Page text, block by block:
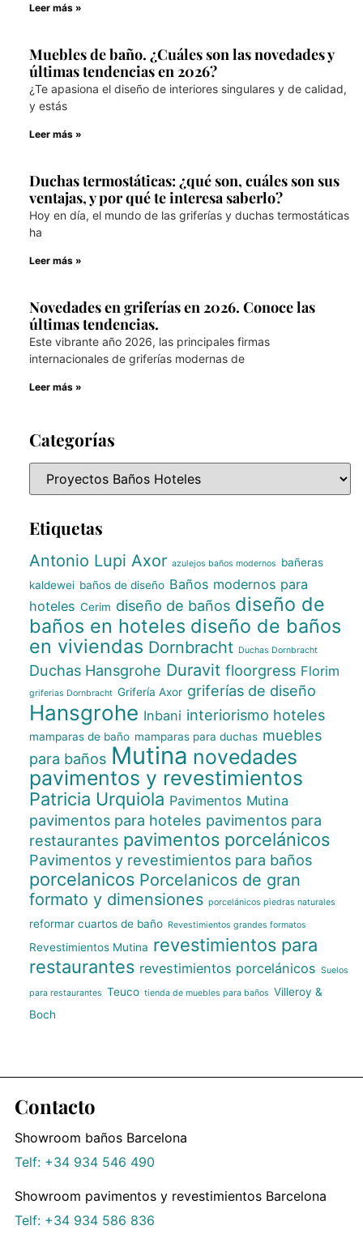
Leer más »
Muebles de baño. ¿Cuáles son las novedades y
últimas tendencias en 2026?
¿Te apasiona el diseño de interiores singulares y de calidad,
y estás
Leer más »
Duchas termostáticas: ¿qué son, cuáles son sus
ventajas, y por qué te interesa saberlo?
Hoy en día, el mundo de las griferías y duchas termostáticas
ha
Leer más »
Novedades en griferías en 2026. Conoce las
últimas tendencias.
Este vibrante año 2026, las principales firmas
internacionales de griferías modernas de
Leer más »
Categorías
Etiquetas
Antonio Lupi Axor azulejos baños modernos
bañeras
kaldewei baños de diseño Baños modernos para
hoteles Cerim diseño de baños diseño de
baños en hoteles diseño de baños
en viviendas Dornbracht Duchas Dornbracht
Duchas Hansgrohe Duravit floorgress Florim
griferias Dornbracht Grifería Axor griferías de diseño
Hansgrohe Inbani interiorismo hoteles
mamparas de baño mamparas para duchas muebles
para baños Mutina novedades
pavimentos y revestimientos
Patricia Urquiola Pavimentos Mutina
pavimentos para hoteles pavimentos para
restaurantes pavimentos porcelánicos
Pavimentos y revestimientos para baños
porcelanicos Porcelanicos de gran
formato y dimensiones porcelánicos piedras naturales
reformar cuartos de baño Revestimientos grandes formatos
Revestimientos Mutina revestimientos para
restaurantes revestimientos porcelánicos Suelos
para restaurantes Teuco tienda de muebles para baños Villeroy &
Boch
Contacto
Showroom baños Barcelona
Telf: +34 934 546 490
Showroom pavimentos y revestimientos Barcelona
Telf: +34 934 586 836